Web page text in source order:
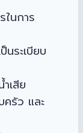
ในการ
นระเบียบ
เสีย
ครัว และ